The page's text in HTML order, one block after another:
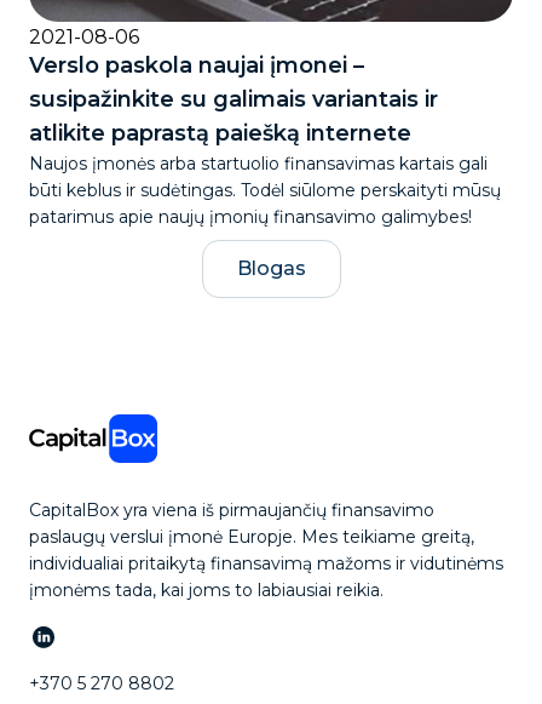
2021-08-06
Verslo paskola naujai įmonei –
susipažinkite su galimais variantais ir
atlikite paprastą paiešką internete
Naujos įmonės arba startuolio finansavimas kartais gali
būti keblus ir sudėtingas. Todėl siūlome perskaityti mūsų
patarimus apie naujų įmonių finansavimo galimybes!
Blogas
CapitalBox yra viena iš pirmaujančių finansavimo
paslaugų verslui įmonė Europje. Mes teikiame greitą,
individualiai pritaikytą finansavimą mažoms ir vidutinėms
įmonėms tada, kai joms to labiausiai reikia.
+370 5 270 8802